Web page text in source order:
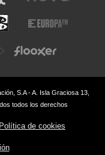
S.A - A. Isla Graciosa 13,
todos los derechos
Política de cookies